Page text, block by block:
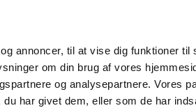
annoncer, til at vise dig funktioner til
om din brug af vores
og analysepartnere. Vores
har givet dem, eller som de har
Nyheder Om os
Tilskud og
Apoteker og salg af